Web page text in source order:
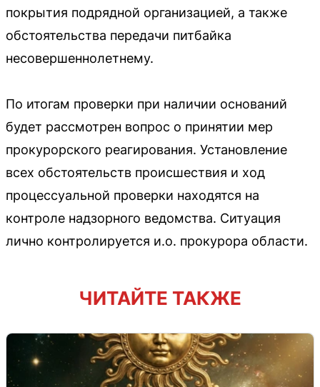
покрытия подрядной организацией, а также
обстоятельства передачи питбайка
несовершеннолетнему.
По итогам проверки при наличии оснований
будет рассмотрен вопрос о принятии мер
прокурорского реагирования. Установление
всех обстоятельств происшествия и ход
процессуальной проверки находятся на
контроле надзорного ведомства. Ситуация
лично контролируется и.о. прокурора области.
ЧИТАЙТЕ ТАКЖЕ